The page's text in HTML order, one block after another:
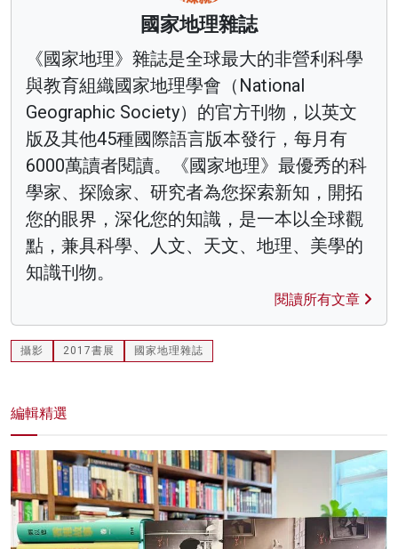
國家地理雜誌
《國家地理》雜誌是全球最大的非營利科學
與教育組織國家地理學會（National
Geographic Society）的官方刊物，以英文
版及其他45種國際語言版本發行，每月有
6000萬讀者閱讀。《國家地理》最優秀的科
學家、探險家、研究者為您探索新知，開拓
您的眼界，深化您的知識，是一本以全球觀
點，兼具科學、人文、天文、地理、美學的
知識刊物。
閱讀所有文章
攝影 2017書展 國家地理雜誌
編輯精選